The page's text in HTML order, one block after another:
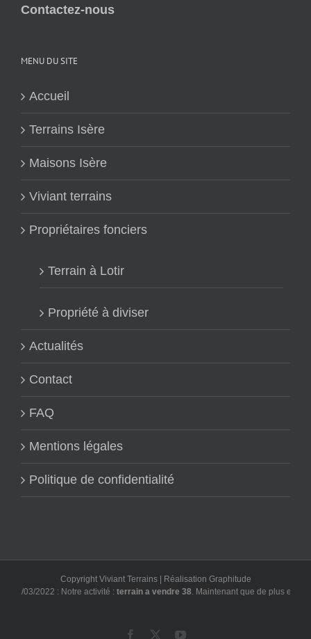
Contactez-nous
MENU DU SITE
Accueil
Terrains Isère
Maisons Isère
Viviant terrains
Propriétaires fonciers
Terrain à Lotir
Propriété à diviser
Actualités
Contact
FAQ
Mentions légales
Politique de confidentialité
Copyright Viviant Terrains | Réalisation Graphitude
03/03/2022 : Notre activité :terrain a vendre 38 . Maintenant que de plus en plus
Facebook YouTube